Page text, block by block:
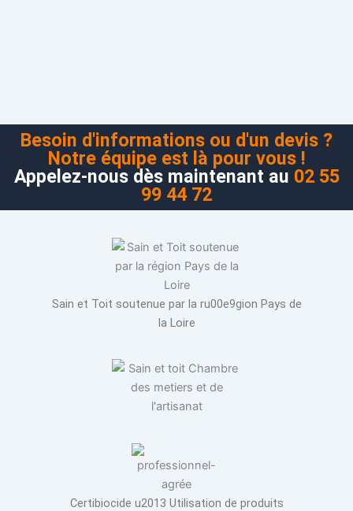
Besoin d'informations ou d'un devis ?
Notre équipe est là pour vous !
Appelez-nous dès maintenant au 02 55
99 44 72
Sain et Toit soutenue par la ru00e9gion Pays de
la Loire
Certibiocide u2013 Utilisation de produits